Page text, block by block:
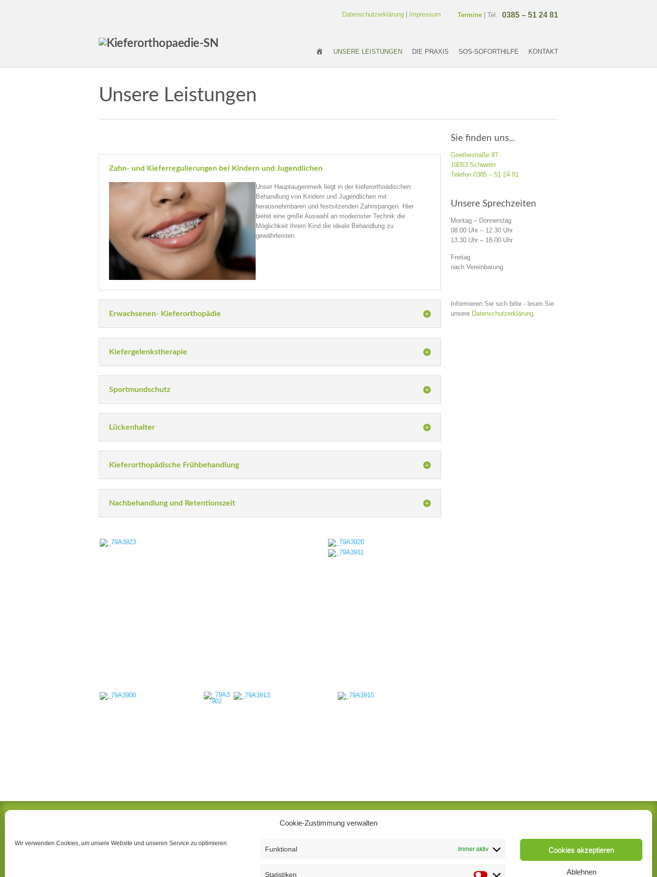
Cookie-Zustimmung verwalten
Wir verwenden Cookies, um unsere Website und unseren Service zu optimieren.
Funktional Immer aktiv
Statistiken
Cookies akzeptieren
Ablehnen
Termine | Tel. 0385 – 51 24 81
Datenschutzerklärung Impressum
KIEFERORTHOPÄDIE-SN
UNSERE LEISTUNGEN DIE PRAXIS SOS-SOFORTHILFE KONTAKT
Unsere Leistungen
Zahn- und Kieferregulierungen bei Kindern und Jugendlichen
Unser Hauptaugenmerk liegt in der kieferorthoädischen
Behandlung von Kindern und Jugendlichen mit
herausnehmbaren und festsitzenden Zahnspangen. Hier
bietet eine große Auswahl an modernster Technik die
Möglichkeit Ihrem Kind die ideale Behandlung zu
gewährleisten.
Erwachsenen- Kieferorthopädie
Kiefergelenkstherapie
Sportmundschutz
Lückenhalter
Kieferorthopädische Frühbehandlung
Nachbehandlung und Retentionszeit
Sie finden uns...
Goethestraße 87
19053 Schwerin
Telefon 0385 – 51 24 81
Unsere Sprechzeiten
Montag – Donnerstag
08.00 Uhr – 12.30 Uhr
13.30 Uhr – 18.00 Uhr
Freitag
nach Vereinbarung
Informieren Sie sich bitte - lesen Sie
unsere Datenschutzerklärung.
Dr. Ralf Bünger & Dr. Skadi Opitz
UNSERE SPRECHZEITEN
Montag – Donnerstag
08.00 Uhr – 12.30 Uhr
Mitten in Schwerin